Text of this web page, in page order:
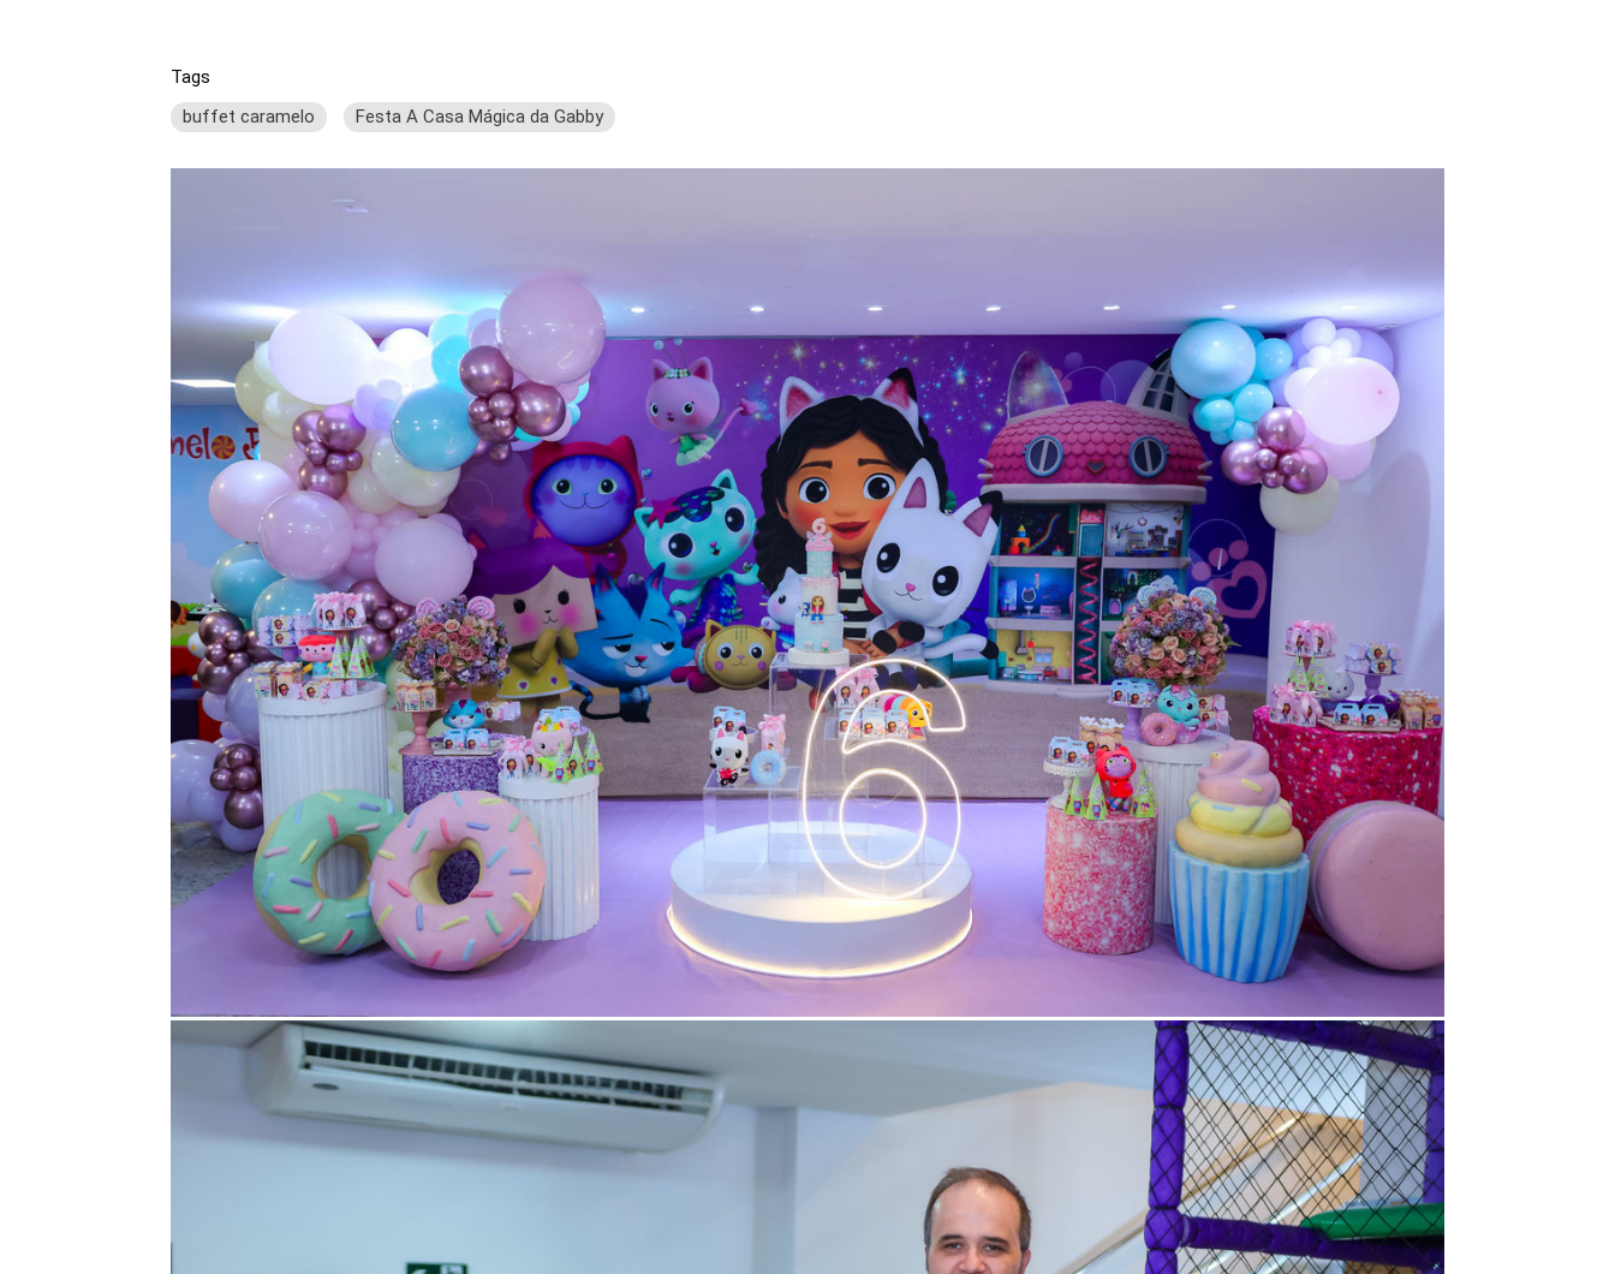
Tags
buffet caramelo
Festa A Casa Mágica da Gabby